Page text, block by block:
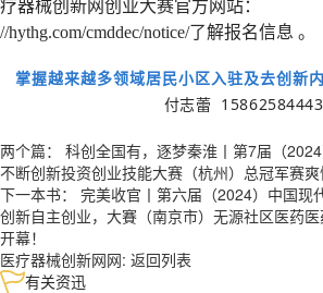
疗器械创新网创业大赛官方网站：
//hythg.com/cmddec/notice/了解报名信息 。
掌握越来越多领域居民小区入驻及去创新
付志蕾 15862584443
两个篇： 科创全国有，逐梦秦淮丨第7届（
不断创新投资创业技能大赛（杭州）总冠军赛爽
下一本书： 完美收官丨第六届（2024）中国现
创新自主创业，大賽（南京市）无源社区医药
开幕！
医疗器械创新网网: 返回列表
有关资迅